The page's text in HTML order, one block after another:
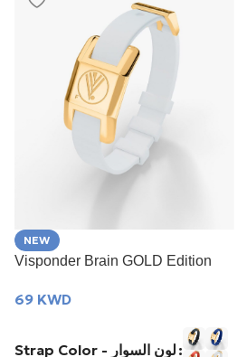
NEW
Visponder Brain GOLD Edition
69 KWD
Strap Color - لون السوار